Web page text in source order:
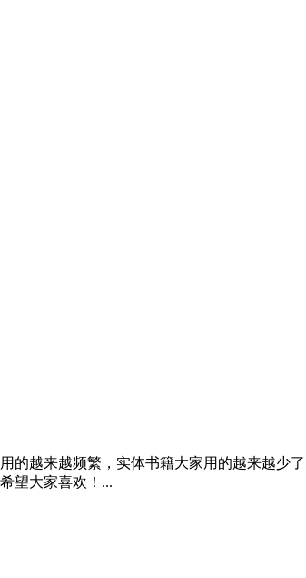
的越来越频繁，实体书籍大家用的越来越少
望大家喜欢！...